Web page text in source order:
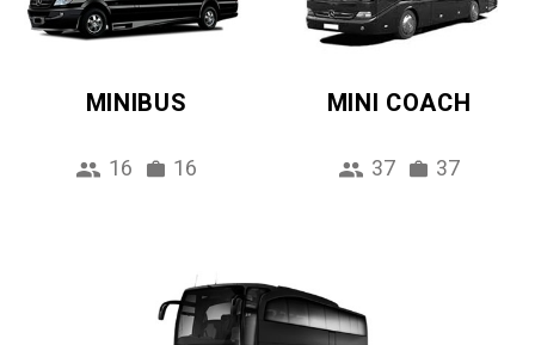
MINIBUS
16 16
MINI COACH
37 37